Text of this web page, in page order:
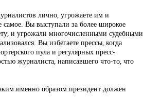
лично, угрожаете им и
Вы выступали за более широкое
и угрожали многочисленными судебными
Вы избегаете прессы, когда
пула и регулярных пресс-
журналиста, написавшего что-то, что
именно образом президент должен